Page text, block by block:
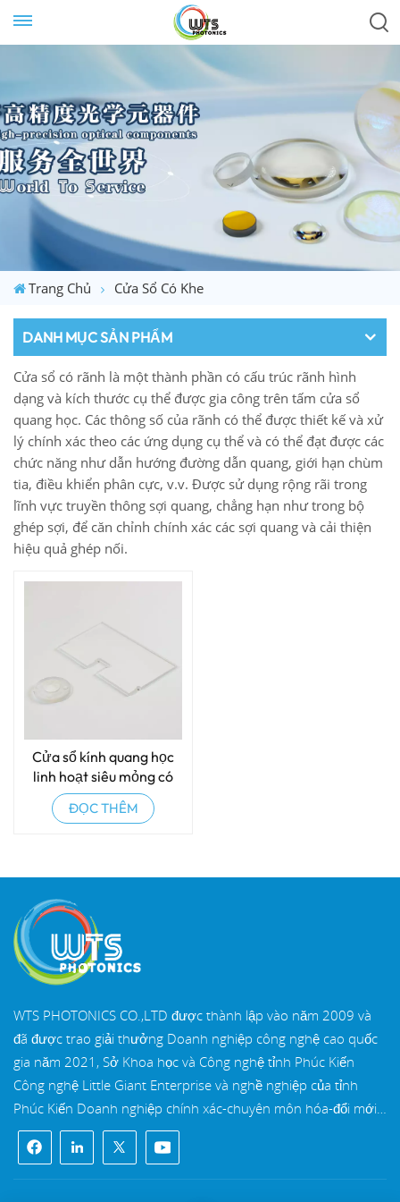
Trang Chủ Cửa Sổ Có Khe
DANH MỤC SẢN PHẨM
Cửa sổ có rãnh là một thành phần có cấu trúc rãnh hình
dạng và kích thước cụ thể được gia công trên tấm cửa sổ
quang học. Các thông số của rãnh có thể được thiết kế và xử
lý chính xác theo các ứng dụng cụ thể và có thể đạt được các
chức năng như dẫn hướng đường dẫn quang, giới hạn chùm
tia, điều khiển phân cực, v.v. Được sử dụng rộng rãi trong
lĩnh vực truyền thông sợi quang, chẳng hạn như trong bộ
ghép sợi, để căn chỉnh chính xác các sợi quang và cải thiện
hiệu quả ghép nối.
Cửa sổ kính quang học
linh hoạt siêu mỏng có
khe hở
ĐỌC THÊM
WTS PHOTONICS CO.,LTD được thành lập vào năm 2009 và
đã được trao giải thưởng Doanh nghiệp công nghệ cao quốc
gia năm 2021, Sở Khoa học và Công nghệ tỉnh Phúc Kiến
Công nghệ Little Giant Enterprise và nghề nghiệp của tỉnh
Phúc Kiến Doanh nghiệp chính xác-chuyên môn hóa-đổi mới
vào năm 2022. WTS định vị tại Thành phố ven biển Đông Nam
xinh đẹp, Phúc Châu, một thành phố quang học nổi tiếng ở
Trung Quốc. WTS có 11.000 mét vuông nhà xưởng tiêu